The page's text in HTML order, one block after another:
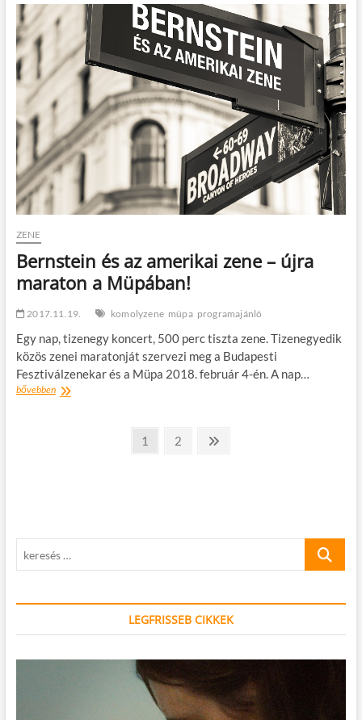
John
Scofield
Jack
DeJohnette
–
a
nagyágyúi
és
egy
titokzatos
ZENE
Bernstein és az amerikai zene – újra
maraton a Müpában!
2017.11.19. komolyzene müpa programajánló
Egy nap, tizenegy koncert, 500 perc tiszta zene. Tizenegyedik
közös zenei maratonját szervezi meg a Budapesti
Fesztiválzenekar és a Müpa 2018. február 4-én. A nap…
bővebbenBernstein
oldal
1 oldal
2
keresés
LEGFRISSEB CIKKEK